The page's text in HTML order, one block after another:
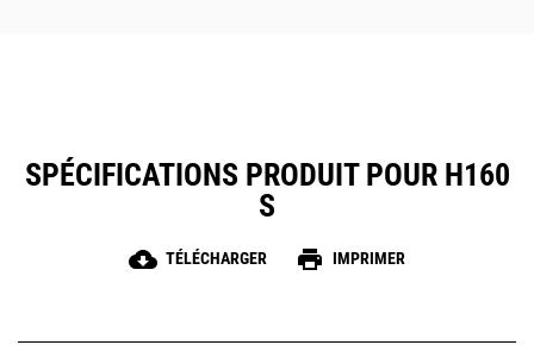
SPÉCIFICATIONS PRODUIT POUR H160
S
cloud_download TÉLÉCHARGER print IMPRIMER